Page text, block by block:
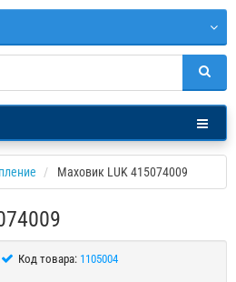
Маховик LUK 415074009
Код товара: 1105004